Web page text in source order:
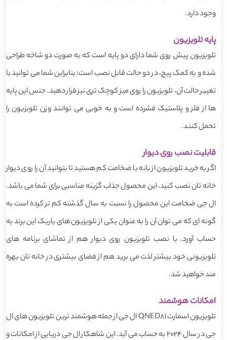
وجود دارد.
پایه تلویزیون
تلویزیون پیش روی شما دارای دو پایه است که به صورت دو شاخه طراحی
شده و به کمک پیچ، در دو حالت قابل نصب است؛ بنابراین شما می توانید با
تغییر حالت آن، تلویزیون را روی میز کوچک تری نیز قرار دهید. جنس این پایه
ها از فلز و پلاستیک فشرده است و به خوبی می توانند وزن تلویزیون را
تحمل کنند.
قابلیت نصب روی دیوار
اگر به خرید تلویزیون از بانه با ضخامت کم هستید تا بتوانید آن را روی دیوار
خانه تان نصب کنید، این محصول جذاب گزینه مناسبی برای شما می باشد.
ال جی ضخامت این محصول را نسبت به سال گذشته کم تر کرده است به
گونه ای که می توان آن را به عنوان یکی از تلویزیون های باریک این برند به
حساب آورد. با نصب تلویزیون روی دیوار هم از تماشای برنامه های
تلویزیونی خود بیشتر لذت می برید هم از فضای بیشتری در خانه تان بهره
مند خواهید شد.
امکانات هوشمند
تلویزیون اسمارت QNED81 ال جی از جمله هوشمند ترین تلویزیون های ال
جی در سال 2024 به حساب می آید. این شاهکار ال جی دریایی از امکانات و